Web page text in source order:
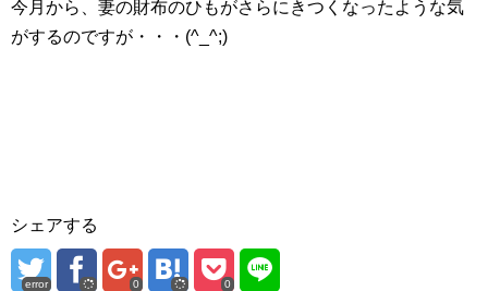
今月から、妻の財布のひもがさらにきつくなったような気
がするのですが・・・(^_^;)
シェアする
error 0 0